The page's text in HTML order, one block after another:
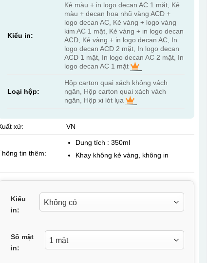
Kiểu in:
Kẻ màu + in logo decan AC 1 mặt, Kẻ
màu + decan hoa nhũ vàng ACD +
logo decan AC, Kẻ vàng + logo vàng
kim AC 1 mặt, Kẻ vàng + in logo decan
ACD, Kẻ vàng + in logo decan AC, In
logo decan ACD 2 mặt, In logo decan
ACD 1 mặt, In logo decan AC 2 mặt, In
logo decan AC 1 mặt
Loại hộp:
Hộp carton quai xách không vách
ngăn, Hộp carton quai xách vách
ngăn, Hộp xi lót lụa
xứ: VN
tin thêm:
Dung tích : 350ml
Khay không kẻ vàng, không in
Kiểu
in:
Số mặt
in: